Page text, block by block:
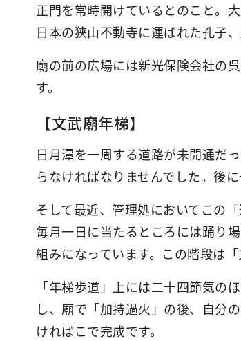
正門を常時開けているとのこと。
日本の狭山不動寺に運ばれた孔子
廟の前の広場には新光保険会社の
す。
【文武廟年梯】
日月潭を一周する道路が未開通だ
らなければなりませんでした。後
そして最近、管理処においてこの
毎月一日に当たるところには踊り
組みになっています。この階段は
「年梯歩道」上には二十四節気の
し、廟で「加持過火」の後、自分
ければこで完成です。